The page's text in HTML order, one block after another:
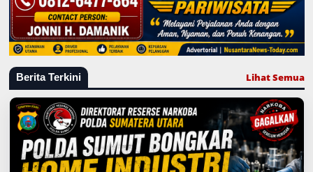
Berita Terkini Lihat Semua